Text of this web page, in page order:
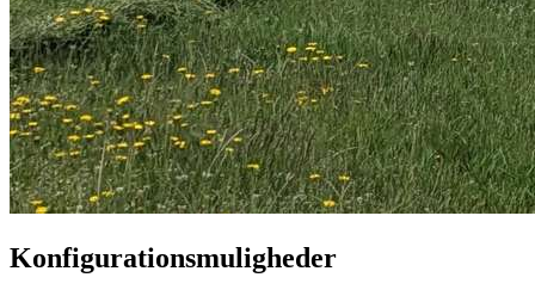
Konfigurationsmuligheder